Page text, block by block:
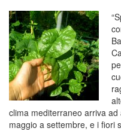
clima mediterraneo arriva
maggio a settembre, e i fiori